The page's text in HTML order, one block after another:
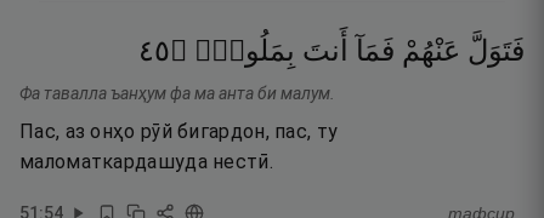
فَتَوَلَّ عَنْهُمْ فَمَآ أَنتَ بِمَلُومٍۢ ۝٥٤
Фа тавалла ъанҳум фа ма анта би малум.
Пас, аз онҳо рӯй бигардон, пас, ту
маломаткардашуда нестӣ.
51:54 тафсир